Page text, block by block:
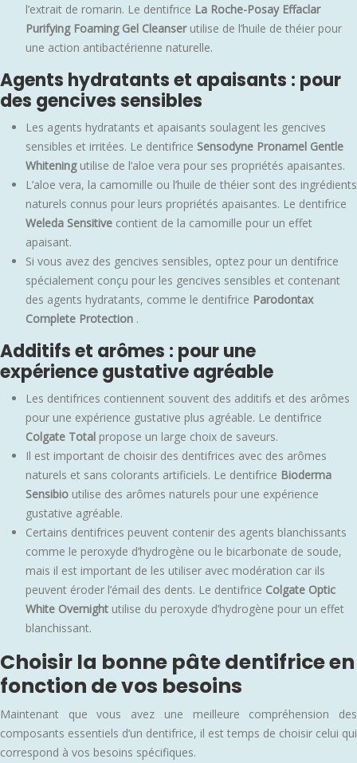
l’extrait de romarin. Le dentifrice La Roche-Posay Effaclar
Purifying Foaming Gel Cleanser utilise de l’huile de théier pour
une action antibactérienne naturelle.
Agents hydratants et apaisants : pour
des gencives sensibles
Les agents hydratants et apaisants soulagent les gencives
sensibles et irritées. Le dentifrice Sensodyne Pronamel Gentle
Whitening utilise de l’aloe vera pour ses propriétés apaisantes.
L’aloe vera, la camomille ou l’huile de théier sont des ingrédients
naturels connus pour leurs propriétés apaisantes. Le dentifrice
Weleda Sensitive contient de la camomille pour un effet
apaisant.
Si vous avez des gencives sensibles, optez pour un dentifrice
spécialement conçu pour les gencives sensibles et contenant
des agents hydratants, comme le dentifrice Parodontax
Complete Protection .
Additifs et arômes : pour une
expérience gustative agréable
Les dentifrices contiennent souvent des additifs et des arômes
pour une expérience gustative plus agréable. Le dentifrice
Colgate Total propose un large choix de saveurs.
Il est important de choisir des dentifrices avec des arômes
naturels et sans colorants artificiels. Le dentifrice Bioderma
Sensibio utilise des arômes naturels pour une expérience
gustative agréable.
Certains dentifrices peuvent contenir des agents blanchissants
comme le peroxyde d’hydrogène ou le bicarbonate de soude,
mais il est important de les utiliser avec modération car ils
peuvent éroder l’émail des dents. Le dentifrice Colgate Optic
White Overnight utilise du peroxyde d’hydrogène pour un effet
blanchissant.
Choisir la bonne pâte dentifrice en
fonction de vos besoins
Maintenant que vous avez une meilleure compréhension des
composants essentiels d’un dentifrice, il est temps de choisir celui qui
correspond à vos besoins spécifiques.